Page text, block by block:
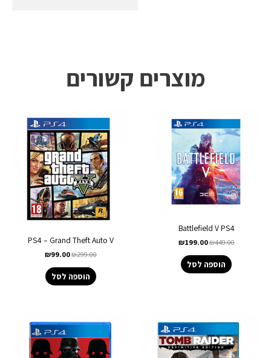
מוצרים קשורים
Battlefield V PS4
₪449.00
₪199.00
הוספה לסל
PS4 – Grand Theft Auto V
₪299.00
₪99.00
הוספה לסל